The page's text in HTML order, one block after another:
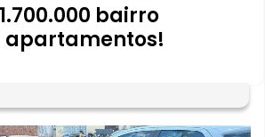
bairro
apartamentos!